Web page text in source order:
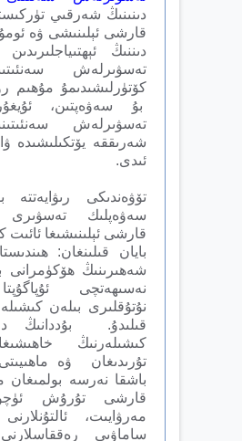
دىنىنىڭ شەرقىي
قارشى ئېلىنىشى ۋە
دىننىڭ ئېھتىياجلىرىدىن
تەسۋىرلەش
كۆتۈرلىشىدىمۇ مۇھىم
بۇ سەۋەپتىن،
تەسۋىرلەش
شەرىققە يۆتكىلىشىدە
ئ‍ىدى.
تۆۋەندىكى رىۋايەتتە
سەۋەپلىك تەسۋىرى
قارشى ئېلىنىشىغا ئائىت
بايان قىلىنغان:
شەھىرىنىڭ ھۆكۈمرانى
نەسىھەتچى
نۇتۇقلىرى بىلەن
قىلىدۇ. بۇددانىڭ
كىشىلەرنىڭ
تۇرىدىغان ۋە
باشقا نەرسە بولمىغان
قارشى تۇرۇش
مەرۋايىت،
ساماۋىي